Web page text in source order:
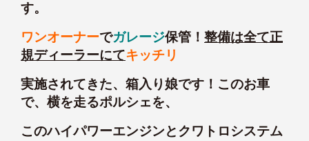
す。
ワンオーナーでガレージ保管！ 整備は全て正
規ディーラーにてキッチリ
実施されてきた、箱入り娘です！このお車
で、横を走るポルシェを、
このハイパワーエンジンとクワトロシステム